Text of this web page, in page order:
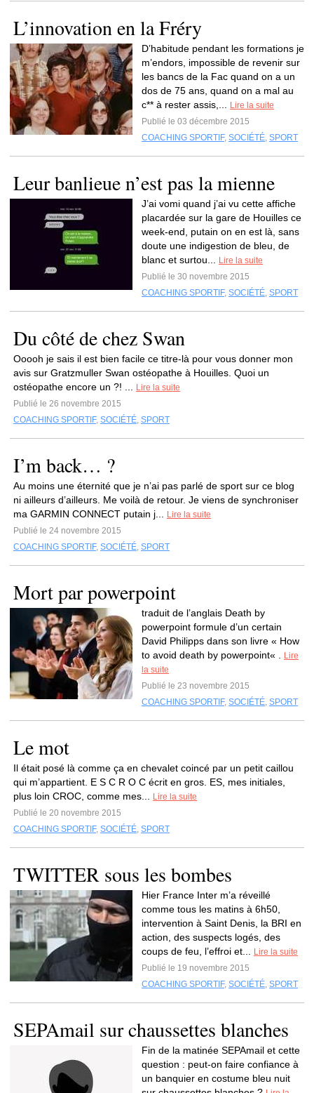
L’innovation en la Fréry
D’habitude pendant les formations je
m’endors, impossible de revenir sur
les bancs de la Fac quand on a un
dos de 75 ans, quand on a mal au
c** à rester assis,...
Lire la suite
Publié le 03 décembre 2015
COACHING SPORTIF, SOCIÉTÉ, SPORT
Leur banlieue n’est pas la mienne
J’ai vomi quand j’ai vu cette affiche
placardée sur la gare de Houilles ce
week-end, putain on en est là, sans
doute une indigestion de bleu, de
blanc et surtou...
Lire la suite
Publié le 30 novembre 2015
COACHING SPORTIF, SOCIÉTÉ, SPORT
Du côté de chez Swan
Ooooh je sais il est bien facile ce titre-là pour vous donner mon
avis sur Gratzmuller Swan ostéopathe à Houilles. Quoi un
ostéopathe encore un ?! ...
Lire la suite
Publié le 26 novembre 2015
COACHING SPORTIF, SOCIÉTÉ, SPORT
I’m back… ?
Au moins une éternité que je n’ai pas parlé de sport sur ce blog
ni ailleurs d’ailleurs. Me voilà de retour. Je viens de synchroniser
ma GARMIN CONNECT putain j...
Lire la suite
Publié le 24 novembre 2015
COACHING SPORTIF, SOCIÉTÉ, SPORT
Mort par powerpoint
traduit de l’anglais Death by
powerpoint formule d’un certain
David Philipps dans son livre « How
to avoid death by powerpoint« .
Lire
la suite
Publié le 23 novembre 2015
COACHING SPORTIF, SOCIÉTÉ, SPORT
Le mot
Il était posé là comme ça en chevalet coincé par un petit caillou
qui m’appartient. E S C R O C écrit en gros. ES, mes initiales,
plus loin CROC, comme mes...
Lire la suite
Publié le 20 novembre 2015
COACHING SPORTIF, SOCIÉTÉ, SPORT
TWITTER sous les bombes
Hier France Inter m’a réveillé
comme tous les matins à 6h50,
intervention à Saint Denis, la BRI en
action, des suspects logés, des
coups de feu, l’effroi et...
Lire la suite
Publié le 19 novembre 2015
COACHING SPORTIF, SOCIÉTÉ, SPORT
SEPAmail sur chaussettes blanches
Fin de la matinée SEPAmail et cette
question : peut-on faire confiance à
un banquier en costume bleu nuit